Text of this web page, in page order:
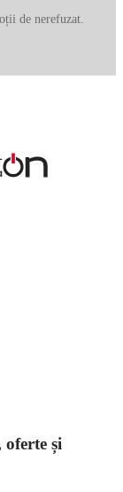
de nerefuzat.
oferte și